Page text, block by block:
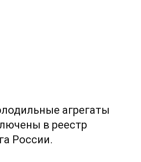
агрегаты
в реестр
России.